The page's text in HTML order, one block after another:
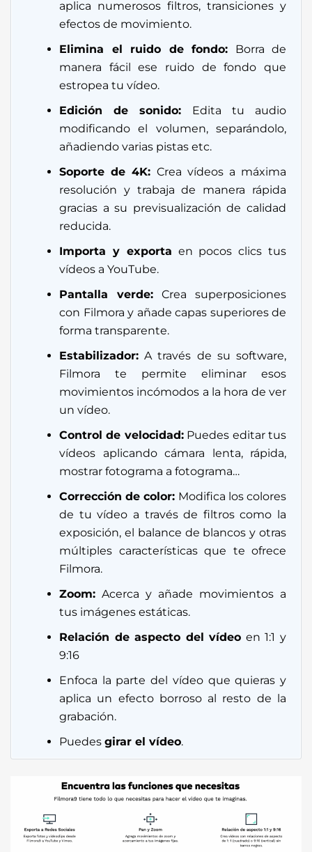
aplica numerosos filtros, transiciones y
efectos de movimiento.
Elimina el ruido de fondo: Borra de
manera fácil ese ruido de fondo que
estropea tu vídeo.
Edición de sonido: Edita tu audio
modificando el volumen, separándolo,
añadiendo varias pistas etc.
Soporte de 4K: Crea vídeos a máxima
resolución y trabaja de manera rápida
gracias a su previsualización de calidad
reducida.
Importa y exporta en pocos clics tus
vídeos a YouTube.
Pantalla verde: Crea superposiciones
con Filmora y añade capas superiores de
forma transparente.
Estabilizador: A través de su software,
Filmora te permite eliminar esos
movimientos incómodos a la hora de ver
un vídeo.
Control de velocidad:Puedes editar tus
vídeos aplicando cámara lenta, rápida,
mostrar fotograma a fotograma…
Corrección de color: Modifica los colores
de tu vídeo a través de filtros como la
exposición, el balance de blancos y otras
múltiples características que te ofrece
Filmora.
Zoom: Acerca y añade movimientos a
tus imágenes estáticas.
Relación de aspecto del vídeo en 1:1 y
9:16
Enfoca la parte del vídeo que quieras y
aplica un efecto borroso al resto de la
grabación.
Puedes girar el vídeo.